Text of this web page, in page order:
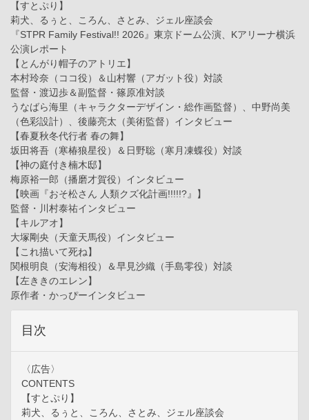
【すとぷり】
莉犬、るぅと、ころん、さとみ、ジェル座談会
『STPR Family Festival!! 2026』東京ドーム公演、Kアリーナ横浜
公演レポート
【とんがり帽子のアトリエ】
本村玲奈（ココ役）＆山村響（アガット役）対談
監督・渡辺歩＆副監督・篠原准対談
うなばら海里（キャラクターデザイン・総作画監督）、中野尚美
（色彩設計）、後藤亮太（美術監督）インタビュー
【春夏秋冬代行者 春の舞】
坂田将吾（寒椿狼星役）＆日野聡（寒月凍蝶役）対談
【神の庭付き楠木邸】
梅原裕一郎（播磨才賀役）インタビュー
【映画『おそ松さん 人類クズ化計画!!!!!?』】
監督・川村泰祐インタビュー
【キルアオ】
大塚剛央（天童天馬役）インタビュー
【これ描いて死ね】
関根明良（安海相役）＆早見沙織（手島零役）対談
【左ききのエレン】
原作者・かっぴーインタビュー
目次
〈広告〉
CONTENTS
【すとぷり】
莉犬、るぅと、ころん、さとみ、ジェル座談会